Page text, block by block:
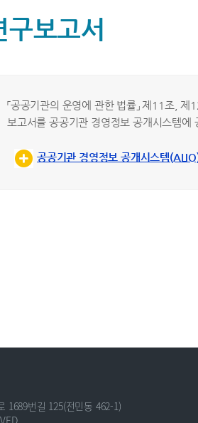
구보고서
「공공기관의 운영에 관한 법률」 제11조,
보고서를 공공기관 경영정보 공개시스템에
공공기관 경영정보 공개시스템
1689번길 125(전민동 462-1)